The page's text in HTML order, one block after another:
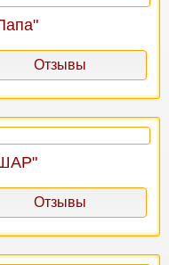
Отзывы
Отзывы